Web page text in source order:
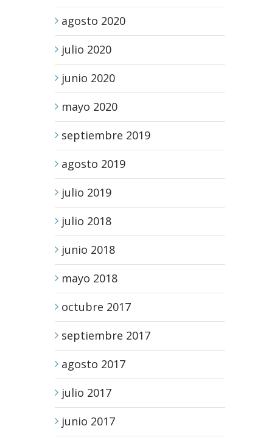
agosto 2020
julio 2020
junio 2020
mayo 2020
septiembre 2019
agosto 2019
julio 2019
julio 2018
junio 2018
mayo 2018
octubre 2017
septiembre 2017
agosto 2017
julio 2017
junio 2017